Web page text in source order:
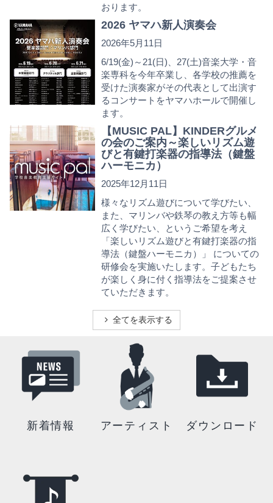
おります。
2026 ヤマハ新人演奏会
2026年5月11日
6/19(金)～21(日)、27(土)音楽大学・音
楽専科を今年卒業し、各学校の推薦を
受けた演奏家がその代表として出演す
るコンサートをヤマハホールで開催し
ます。
【MUSIC PAL】KINDERグルメ
の会のご案内～楽しいリズム遊
びと有鍵打楽器の指導法（鍵盤
ハーモニカ）
2025年12月11日
様々なリズム遊びについて学びたい、
また、マリンバや鉄琴の教え方等も幅
広く学びたい、というご希望を考え
「楽しいリズム遊びと有鍵打楽器の指
導法（鍵盤ハーモニカ）」 についての
研修会を実施いたします。子どもたち
が楽しく身に付く指導法をご提案させ
ていただきます。
全てを表示する
新着情報 アーティスト ダウンロード